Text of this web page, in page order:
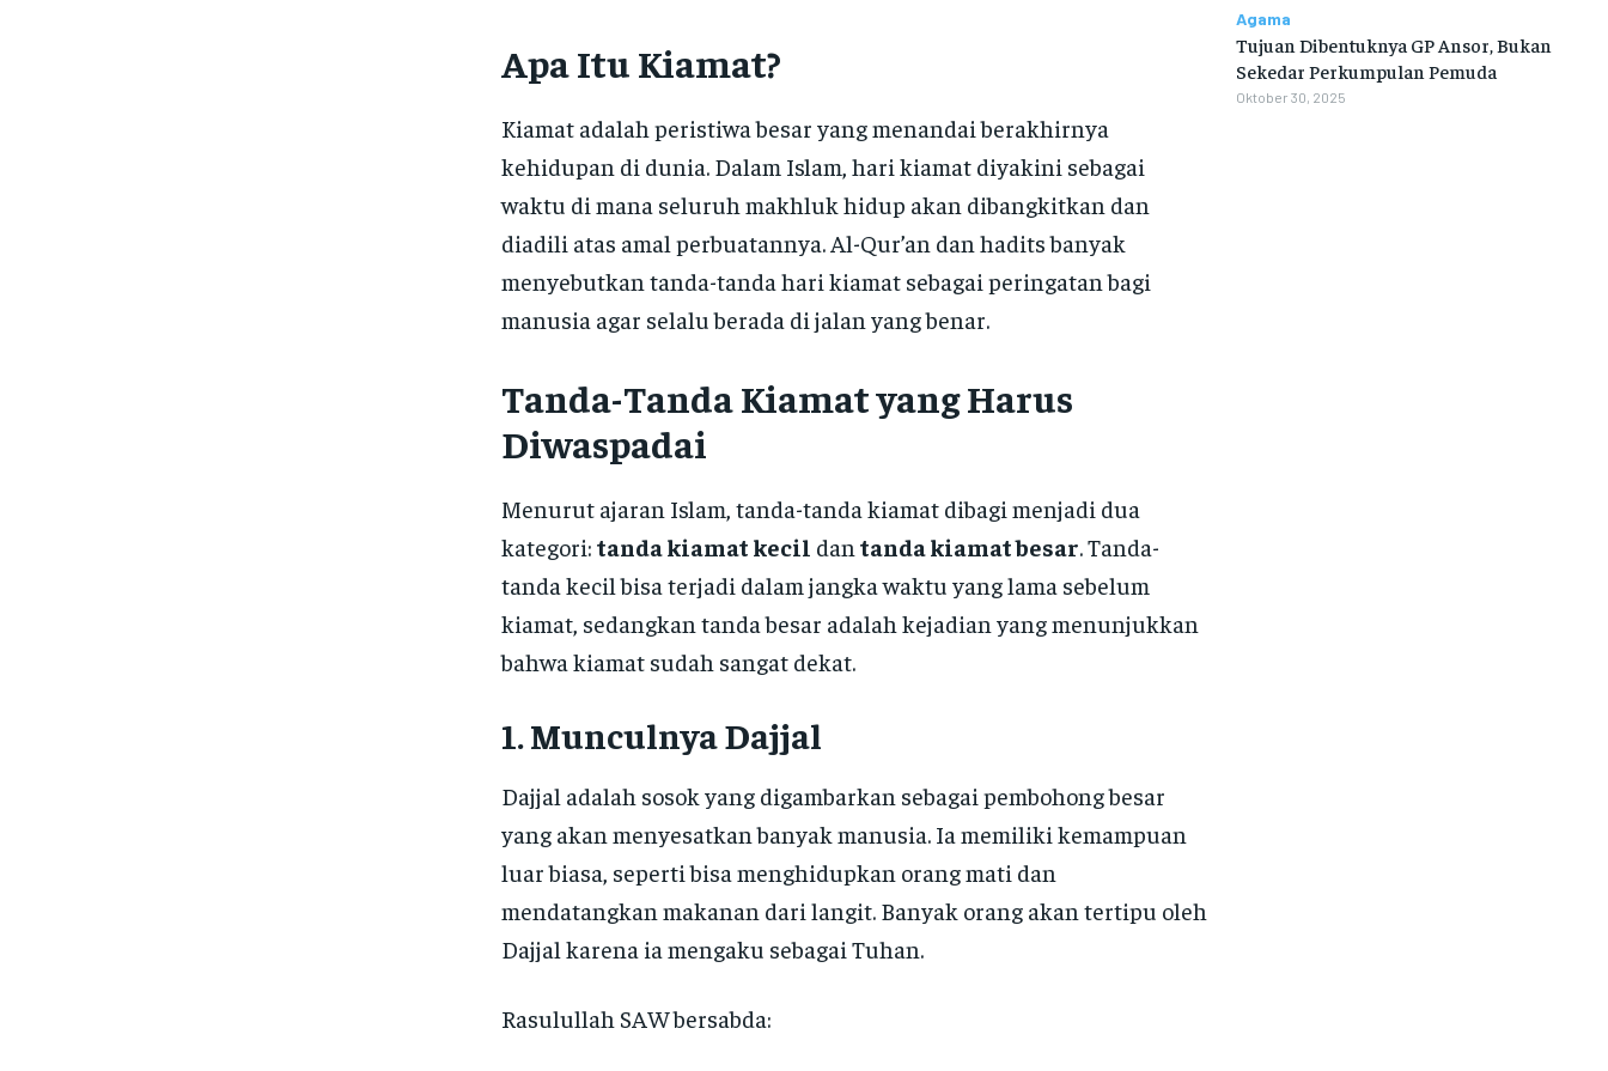
Apa Itu Kiamat?
Kiamat adalah peristiwa besar yang menandai berakhirnya
kehidupan di dunia. Dalam Islam, hari kiamat diyakini sebagai
waktu di mana seluruh makhluk hidup akan dibangkitkan dan
diadili atas amal perbuatannya. Al-Qur’an dan hadits banyak
menyebutkan tanda-tanda hari kiamat sebagai peringatan bagi
manusia agar selalu berada di jalan yang benar.
Tanda-Tanda Kiamat yang Harus
Diwaspadai
Menurut ajaran Islam, tanda-tanda kiamat dibagi menjadi dua
kategori: tanda kiamat kecil dan tanda kiamat besar. Tanda-
tanda kecil bisa terjadi dalam jangka waktu yang lama sebelum
kiamat, sedangkan tanda besar adalah kejadian yang menunjukkan
bahwa kiamat sudah sangat dekat.
1. Munculnya Dajjal
Dajjal adalah sosok yang digambarkan sebagai pembohong besar
yang akan menyesatkan banyak manusia. Ia memiliki kemampuan
luar biasa, seperti bisa menghidupkan orang mati dan
mendatangkan makanan dari langit. Banyak orang akan tertipu oleh
Dajjal karena ia mengaku sebagai Tuhan.
Rasulullah SAW bersabda:
Agama
Tujuan Dibentuknya GP Ansor, Bukan
Sekedar Perkumpulan Pemuda
Oktober 30, 2025